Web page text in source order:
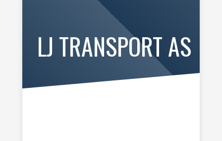
LJ TRANSPORT AS